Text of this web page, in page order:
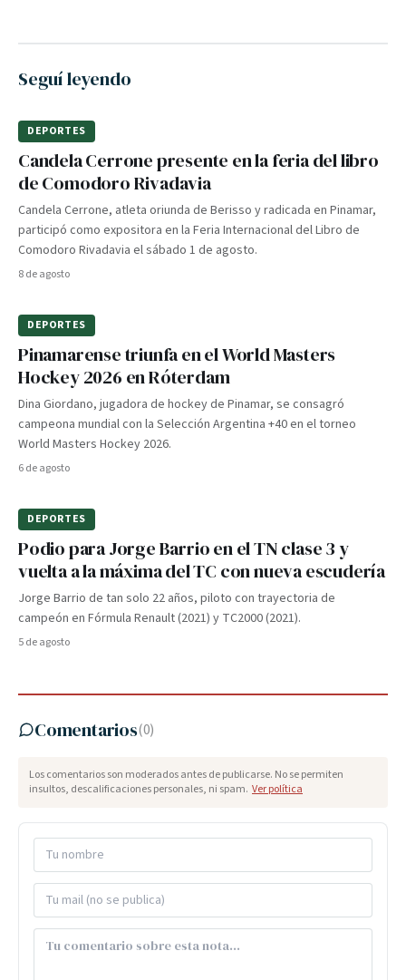
Seguí leyendo
DEPORTES
Candela Cerrone presente en la feria del libro
de Comodoro Rivadavia
Candela Cerrone, atleta oriunda de Berisso y radicada en Pinamar,
participó como expositora en la Feria Internacional del Libro de
Comodoro Rivadavia el sábado 1 de agosto.
8 de agosto
DEPORTES
Pinamarense triunfa en el World Masters
Hockey 2026 en Róterdam
Dina Giordano, jugadora de hockey de Pinamar, se consagró
campeona mundial con la Selección Argentina +40 en el torneo
World Masters Hockey 2026.
6 de agosto
DEPORTES
Podio para Jorge Barrio en el TN clase 3 y
vuelta a la máxima del TC con nueva escudería
Jorge Barrio de tan solo 22 años, piloto con trayectoria de
campeón en Fórmula Renault (2021) y TC2000 (2021).
5 de agosto
Comentarios(0)
Los comentarios son moderados antes de publicarse. No se permiten
insultos, descalificaciones personales, ni spam. Ver política